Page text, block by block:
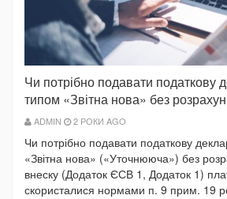
Чи потрібно подавати податкову
типом «Звітна нова» без
ADMIN 2 РОКИ AGO
Чи потрібно подавати податкову
«Звітна нова» («Уточнююча») без
внеску (Додаток ЄСВ 1, Додаток 1)
скористалися нормами п. 9 прим. 19